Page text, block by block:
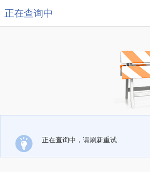
正在查询中
正在查询中，请刷新重试